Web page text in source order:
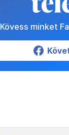
Kövess minket